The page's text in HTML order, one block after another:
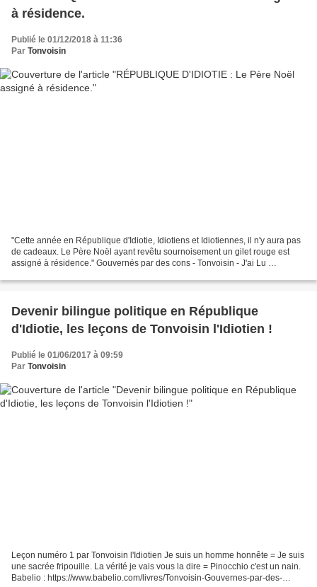
à résidence.
Publié le 01/12/2018 à 11:36
Par Tonvoisin
"Cette année en République d'Idiotie, Idiotiens et Idiotiennes, il n'y aura pas
de cadeaux. Le Père Noël ayant revêtu sournoisement un gilet rouge est
assigné à résidence." Gouvernés par des cons - Tonvoisin - J'ai Lu …
Devenir bilingue politique en République
d'Idiotie, les leçons de Tonvoisin l'Idiotien !
Publié le 01/06/2017 à 09:59
Par Tonvoisin
Leçon numéro 1 par Tonvoisin l'Idiotien Je suis un homme honnête = Je suis
une sacrée fripouille. La vérité je vais vous la dire = Pinocchio c'est un nain.
Babelio : https://www.babelio.com/livres/Tonvoisin-Gouvernes-par-des-